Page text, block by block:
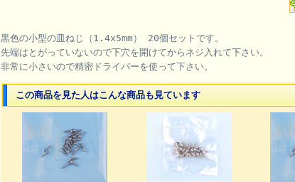
黒色の小型の皿ねじ（1.4x5mm） 20個セットです。
先端はとがっていないので下穴を開けてからネジ入れて下さい。
非常に小さいので精密ドライバーを使って下さい。
この商品を見た人はこんな商品も見ています